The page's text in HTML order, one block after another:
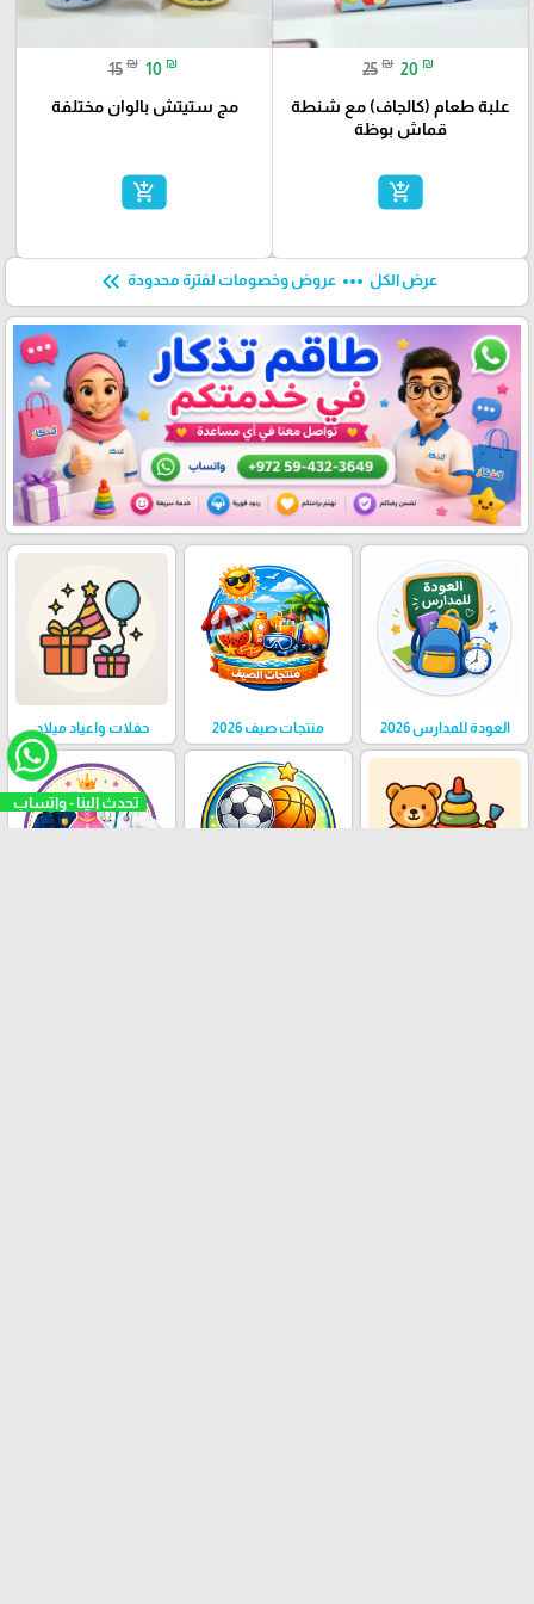
25 ₪ 20 ₪
علبة طعام (كالجاف) مع شنطة
قماش بوظة
add_shopping_cart
15 ₪ 10 ₪
مج ستيتش بالوان مختلفة
add_shopping_cart
عرض الكل more_horiz عروض وخصومات لفترة محدودة keyboard_double_arrow_left
العودة للمدارس 2026 منتجات صيف 2026 حفلات واعياد ميلاد